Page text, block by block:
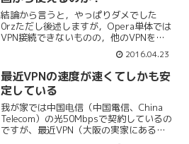
結論から言うと，やっぱりダメでした
0rzただし後述しますが，Opera単体では
VPN接続できないものの，他のVPNを踏
み石にすると使えなくはありません(^^;;
さて，ブラウザの「Opera Developer」
版にVPN機能が搭載されてい...
2016.04.23
最近VPNの速度が速くてしかも安
定している
我が家では中国电信（中国電信、China
Telecom）の光50Mbpsで契約しているの
ですが、最近VPN（大阪の実家にある
NTTホームゲートウェイのVPNサーバに